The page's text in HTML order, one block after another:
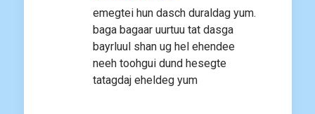
emegtei hun dasch duraldag yum.
baga bagaar uurtuu tat dasga
bayrluul shan ug hel ehendee
neeh toohgui dund hesegte
tatagdaj eheldeg yum